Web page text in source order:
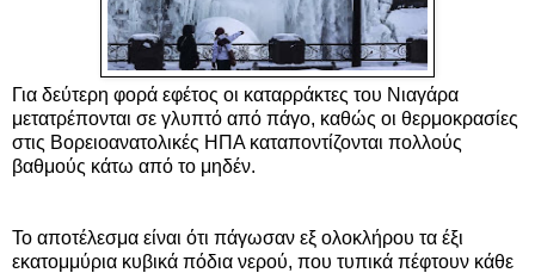
Για δεύτερη φορά εφέτος οι καταρράκτες του Νιαγάρα
μετατρέπονται σε γλυπτό από πάγο, καθώς οι θερμοκρασίες
στις Βορειοανατολικές ΗΠΑ καταποντίζονται πολλούς
βαθμούς κάτω από το μηδέν.
Το αποτέλεσμα είναι ότι πάγωσαν εξ ολοκλήρου τα έξι
εκατομμύρια κυβικά πόδια νερού, που τυπικά πέφτουν κάθε